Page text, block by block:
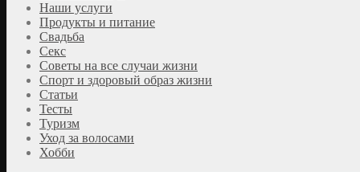
Наши услуги
Продукты и питание
Свадьба
Секс
Советы на все случаи жизни
Спорт и здоровый образ жизни
Статьи
Тесты
Туризм
Уход за волосами
Хобби